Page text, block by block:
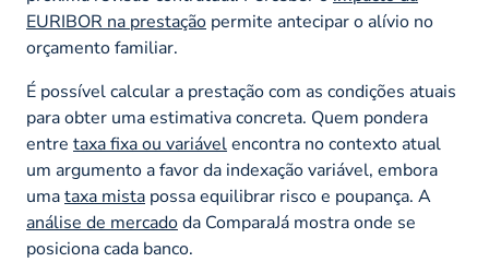
EURIBOR na prestação permite antecipar o alívio no
orçamento familiar.
É possível calcular a prestação com as condições atuais
para obter uma estimativa concreta. Quem pondera
entre taxa fixa ou variávelencontra no contexto atual
um argumento a favor da indexação variável, embora
umataxa mista possa equilibrar risco e poupança. A
análise de mercadoda ComparaJá mostra onde se
posiciona cada banco.